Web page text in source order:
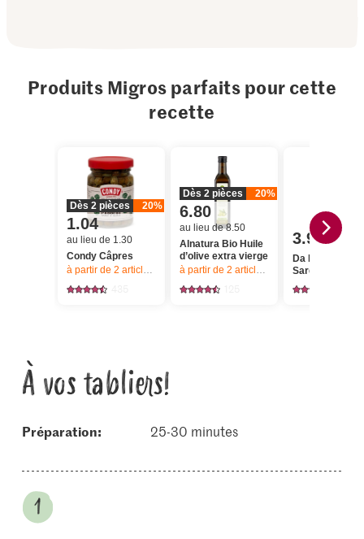
Produits Migros parfaits pour cette
recette
Dès 2 pièces 20%
1.04
au lieu de 1.30
Condy Câpres
à partir de 2 articles, Offre valable du 6.8 au 12.8.2026, jusqu’à
Dès 2 pièces 20%
6.80
au lieu de 8.50
Alnatura Bio Huile
d’olive extra vierge
à partir de 2 articles, Offre valable du
3.95
Da Emilio
Sarda
À vos tabliers!
Préparation: 25-30 minutes